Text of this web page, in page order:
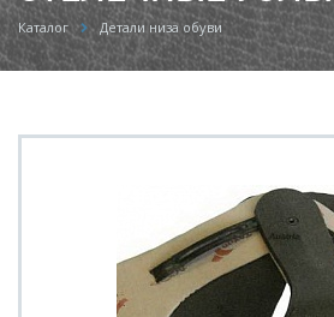
Каталог Детали низа обуви